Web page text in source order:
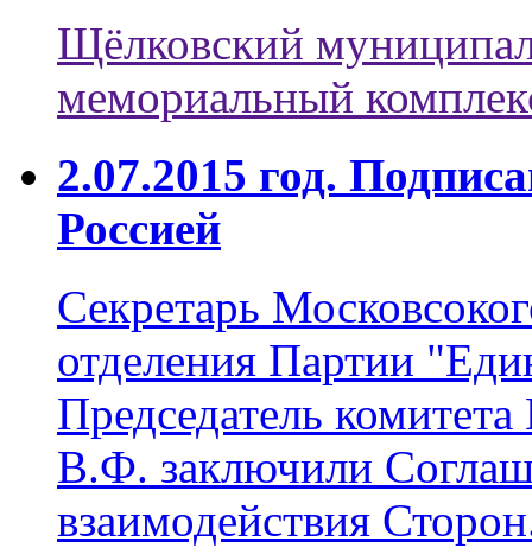
Щёлковский
мемориальный
2.07.2015 год.
Россией
Секретарь
отделения Партии
Председатель
В.Ф. заключили
взаимодействия